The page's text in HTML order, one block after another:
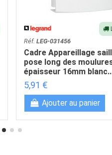
Réf. LEG-031456
Cadre Appareillage
pose long des
épaisseur 16mm
5,91 €
Ajouter au panier